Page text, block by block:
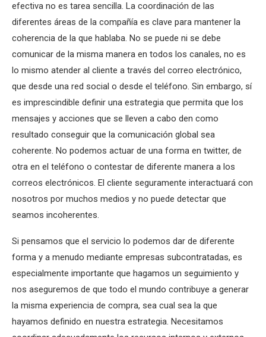
efectiva no es tarea sencilla. La coordinación de las
diferentes áreas de la compañía es clave para mantener la
coherencia de la que hablaba. No se puede ni se debe
comunicar de la misma manera en todos los canales, no es
lo mismo atender al cliente a través del correo electrónico,
que desde una red social o desde el teléfono. Sin embargo, sí
es imprescindible definir una estrategia que permita que los
mensajes y acciones que se lleven a cabo den como
resultado conseguir que la comunicación global sea
coherente. No podemos actuar de una forma en twitter, de
otra en el teléfono o contestar de diferente manera a los
correos electrónicos. El cliente seguramente interactuará con
nosotros por muchos medios y no puede detectar que
seamos incoherentes.
Si pensamos que el servicio lo podemos dar de diferente
forma y a menudo mediante empresas subcontratadas, es
especialmente importante que hagamos un seguimiento y
nos aseguremos de que todo el mundo contribuye a generar
la misma experiencia de compra, sea cual sea la que
hayamos definido en nuestra estrategia. Necesitamos